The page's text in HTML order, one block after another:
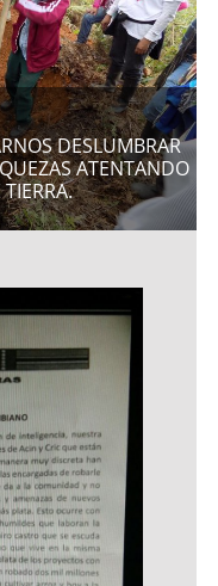
DESLUMBRAR
ATENTANDO